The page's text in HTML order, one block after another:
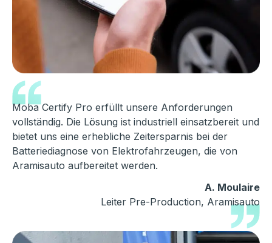
Moba Certify Pro erfüllt unsere Anforderungen
vollständig. Die Lösung ist industriell einsatzbereit und
bietet uns eine erhebliche Zeitersparnis bei der
Batteriediagnose von Elektrofahrzeugen, die von
Aramisauto aufbereitet werden.
A. Moulaire
Leiter Pre-Production, Aramisauto